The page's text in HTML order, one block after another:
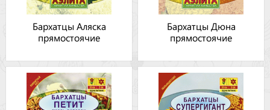
Бархатцы Аляска
прямостоячие
Бархатцы Дюна
прямостоячие